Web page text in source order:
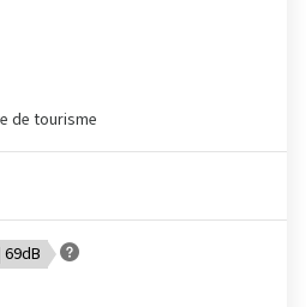
de tourisme
69dB